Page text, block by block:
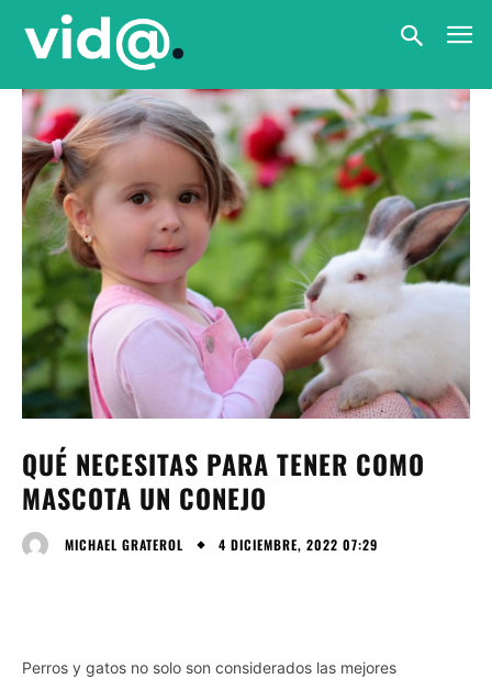
QUÉ NECESITAS PARA TENER COMO
MASCOTA UN CONEJO
MICHAEL GRATEROL 4 DICIEMBRE, 2022 07:29
Perros y gatos no solo son considerados las mejores